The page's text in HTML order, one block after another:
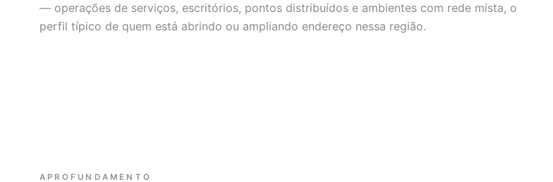
— operações de serviços, escritórios, pontos distribuídos e ambientes com rede mista, o
perfil típico de quem está abrindo ou ampliando endereço nessa região.
APROFUNDAMENTO